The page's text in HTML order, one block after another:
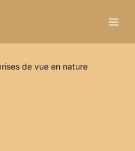
de vue en nature